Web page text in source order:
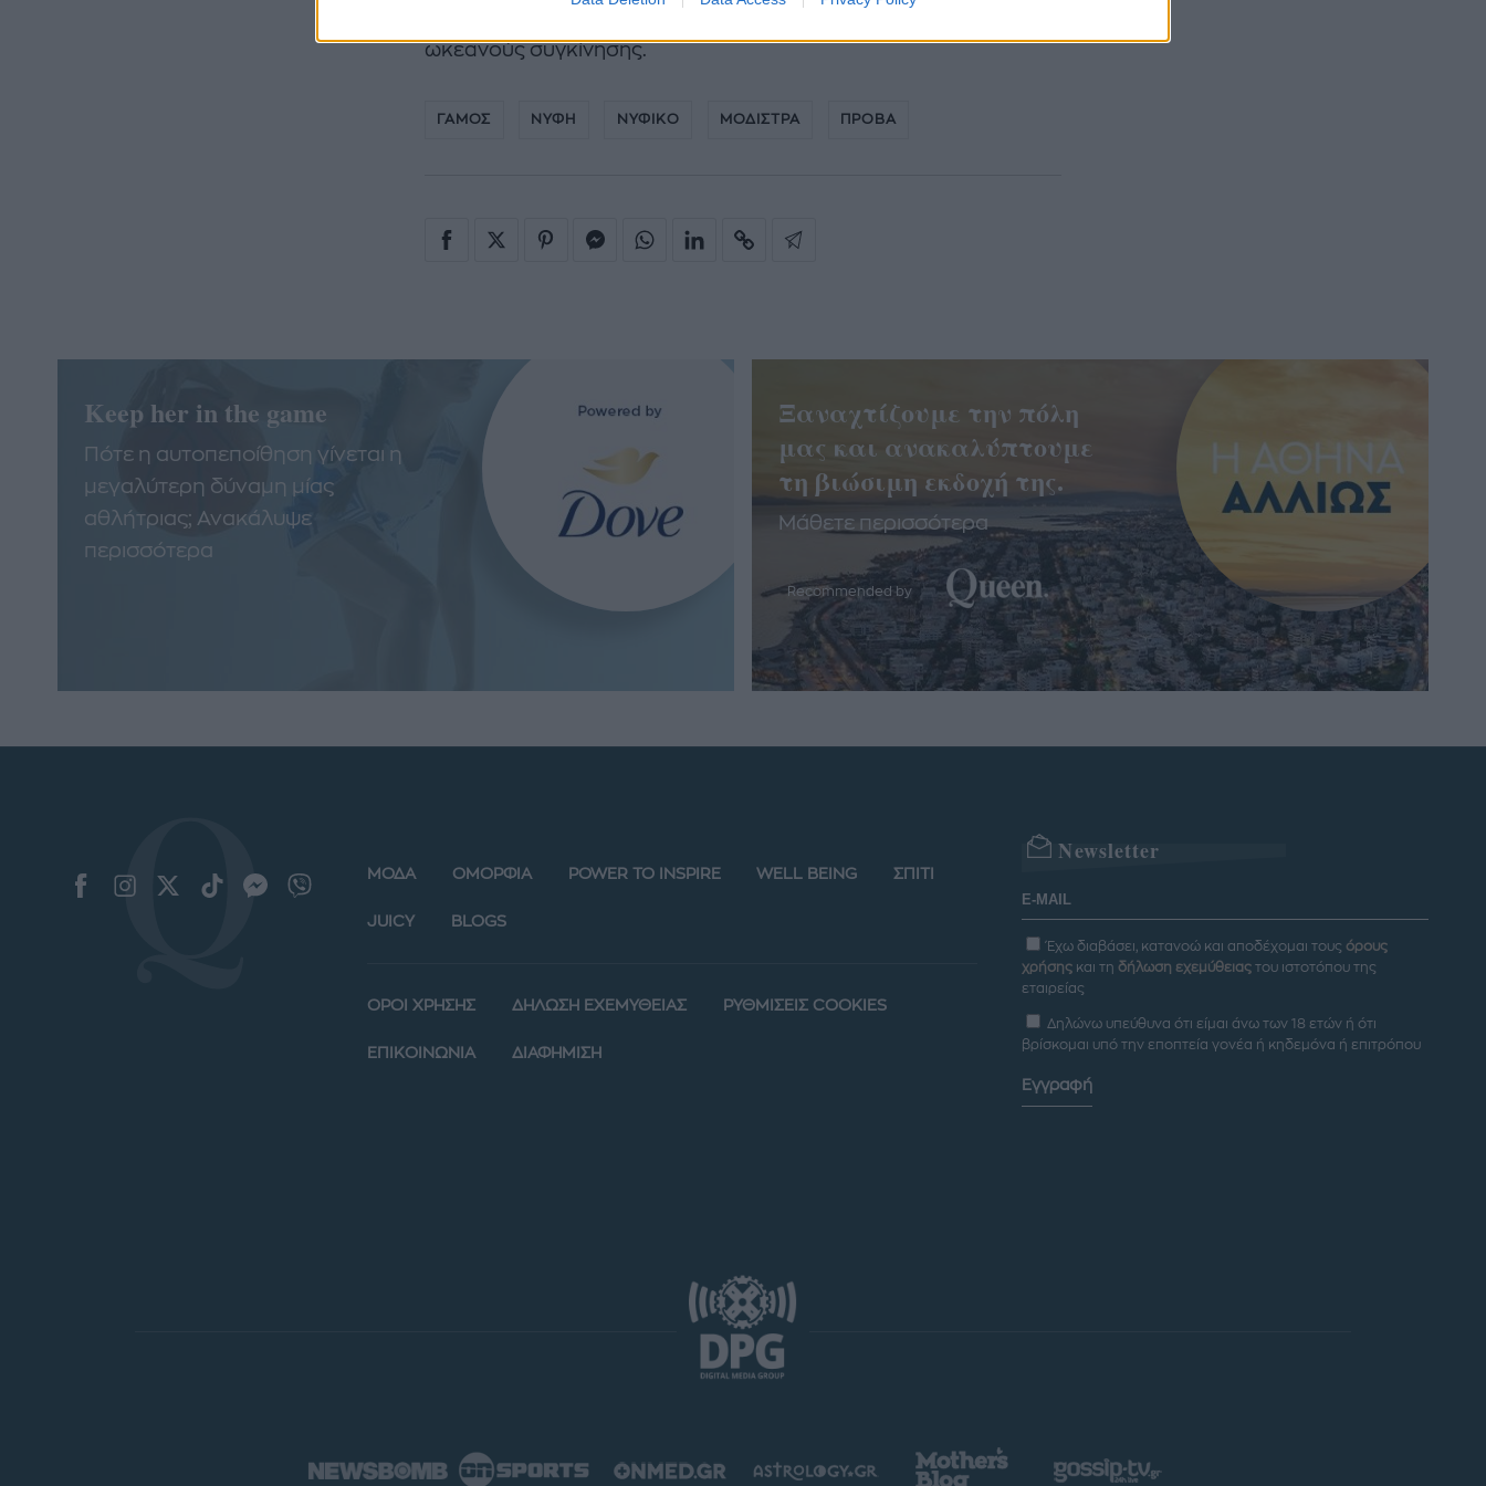
ωκεανούς συγκίνησης.
ΓΑΜΟΣ ΝΥΦΗ ΝΥΦΙΚΟ ΜΟΔΙΣΤΡΑ ΠΡΟΒΑ
Keep her in the game
Πότε η αυτοπεποίθηση γίνεται η
μεγαλύτερη δύναμη μίας
αθλήτριας; Ανακάλυψε
περισσότερα
Ξαναχτίζουμε την πόλη
μας και ανακαλύπτουμε
τη βιώσιμη εκδοχή της.
Μάθετε περισσότερα
Recommended by
ΜΟΔΑ ΟΜΟΡΦΙΑ POWER TO INSPIRE WELL BEING ΣΠΙΤΙ
JUICY BLOGS
ΟΡΟΙ ΧΡΗΣΗΣ ΔΗΛΩΣΗ ΕΧΕΜΥΘΕΙΑΣ ΡΥΘΜΙΣΕΙΣ COOKIES
ΕΠΙΚΟΙΝΩΝΙΑ ΔΙΑΦΗΜΙΣΗ
Newsletter
Έχω διαβάσει, κατανοώ και αποδέχομαι τους όρους
χρήσης και τη δήλωση εχεμύθειας του ιστοτόπου της
εταιρείας
Δηλώνω υπεύθυνα ότι είμαι άνω των 18 ετών ή ότι
βρίσκομαι υπό την εποπτεία γονέα ή κηδεμόνα ή επιτρόπου
Εγγραφή